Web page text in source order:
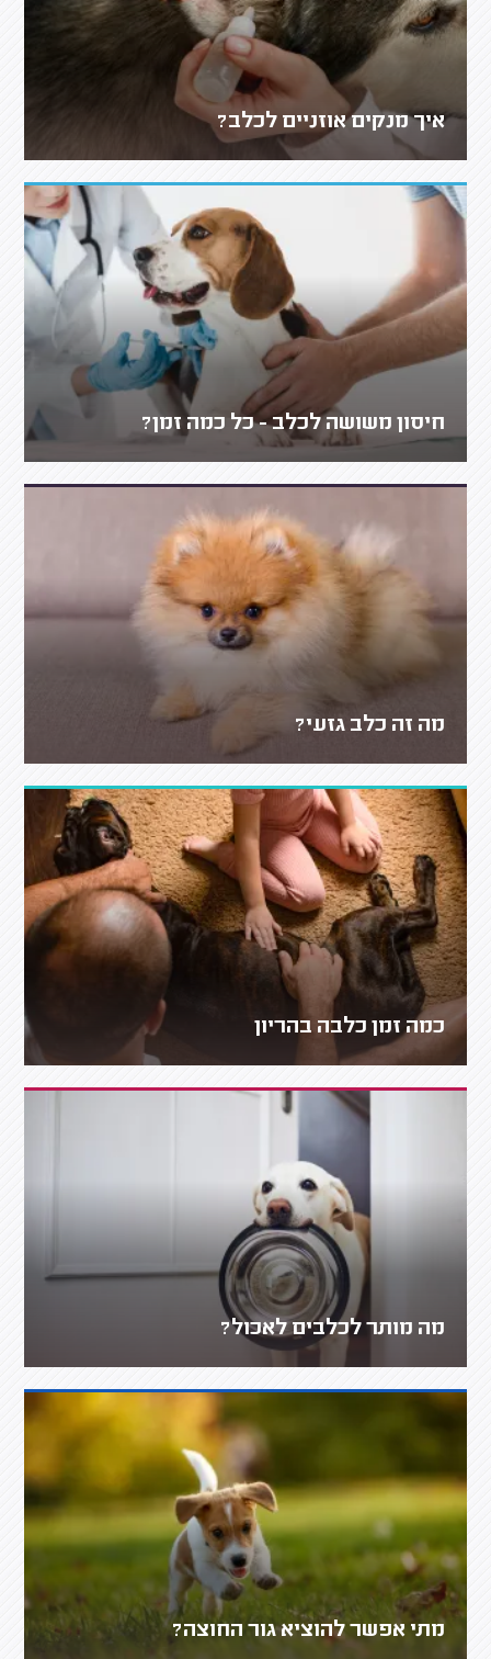
איך מנקים אוזניים לכלב?
חיסון משושה לכלב - כל כמה זמן?
מה זה כלב גזעי?
כמה זמן כלבה בהריון
מה מותר לכלבים לאכול?
מתי אפשר להוציא גור החוצה?